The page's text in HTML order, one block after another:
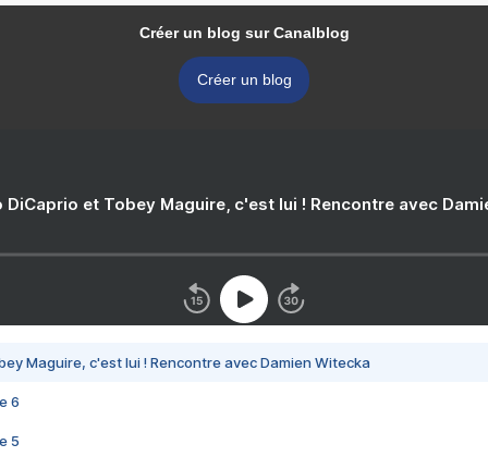
Créer un blog sur Canalblog
Créer un blog
DiCaprio et Tobey Maguire, c'est lui ! Rencontre avec
Maguire, c'est lui ! Rencontre avec Damien Witecka
6
5